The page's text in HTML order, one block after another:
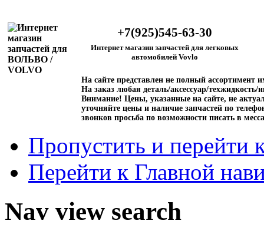
+7(925)545-63-30
Интернет магазин запчастей для легковых
автомобилей Vovlo
На сайте представлен не полный ассортимент
На заказ любая деталь/аксессуар/техжидкость/
Внимание! Цены, указанные на сайте, не
уточняйте цены и наличие запчастей по
звонков просьба по возможности писать в
Пропустить и перейти
Перейти к Главной
Nav view search